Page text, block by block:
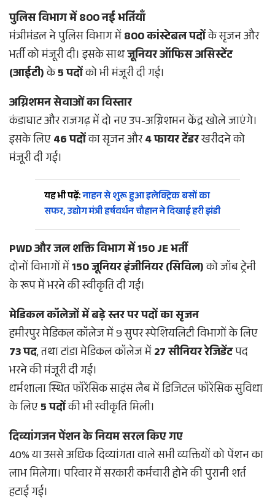
पुलिस विभाग में 800 नई भर्तियाँ
मंत्रीमंडल ने पुलिस विभाग में800 कांस्टेबल पदोंके सृजन और
भर्ती को मंजूरी दी। इसके साथजूनियर ऑफिस असिस्टेंट
(आईटी)के5 पदोंको भी मंजूरी दी गई।
अग्निशमन सेवाओं का विस्तार
कंडाघाट और राजगढ़ में दो नए उप-अग्निशमन केंद्र खोले जाएंगे।
इसके लिए46 पदोंका सृजन और4 फायर टेंडरखरीदने को
मंजूरी दी गई।
यह भी पढ़ें:नाहन से शुरू हुआ इलेक्ट्रिक बसों का
सफर, उद्योग मंत्री हर्षवर्धन चौहान ने दिखाई हरी झंडी
PWD और जल शक्ति विभाग में 150 JE भर्ती
दोनों विभागों में150 जूनियर इंजीनियर (सिविल)को जॉब ट्रेनी
के रूप में भरने की स्वीकृति दी गई।
मेडिकल कॉलेजों में बड़े स्तर पर पदों का सृजन
हमीरपुर मेडिकल कॉलेज में 9 सुपर स्पेशियलिटी विभागों के लिए
73 पद, तथा टांडा मेडिकल कॉलेज में27 सीनियर रेजिडेंटपद
भरने की मंजूरी दी गई।
धर्मशाला स्थित फॉरेंसिक साइंस लैब में डिजिटल फॉरेंसिक सुविधा
के लिए5 पदोंकी भी स्वीकृति मिली।
दिव्यांगजन पेंशन के नियम सरल किए गए
40% या उससे अधिक दिव्यांगता वाले सभी व्यक्तियों को पेंशन का
लाभ मिलेगा। परिवार में सरकारी कर्मचारी होने की पुरानी शर्त
हटाई गई।